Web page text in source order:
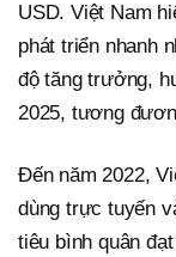
USD. Việt Nam
phát triển nhanh
độ tăng trưởng,
2025, tương
Đến năm 2022,
dùng trực tuyến
tiêu bình quân